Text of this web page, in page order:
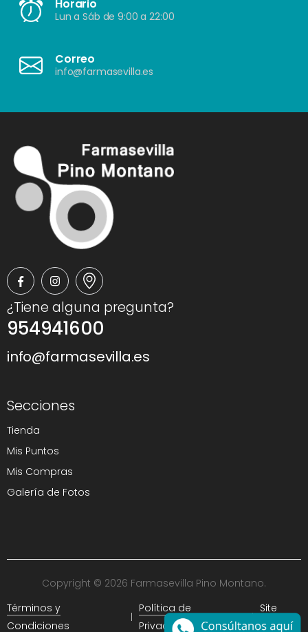
Horario
Lun a Sáb de 9:00 a 22:00
Correo
info@farmasevilla.es
¿Tiene alguna pregunta?
954941600
info@farmasevilla.es
Secciones
Tienda
Mis Puntos
Mis Compras
Galería de Fotos
Copyright © 2026 Farmasevilla Pino Montano.
Términos y
Condiciones
Política de
Privacidad
Site
Map